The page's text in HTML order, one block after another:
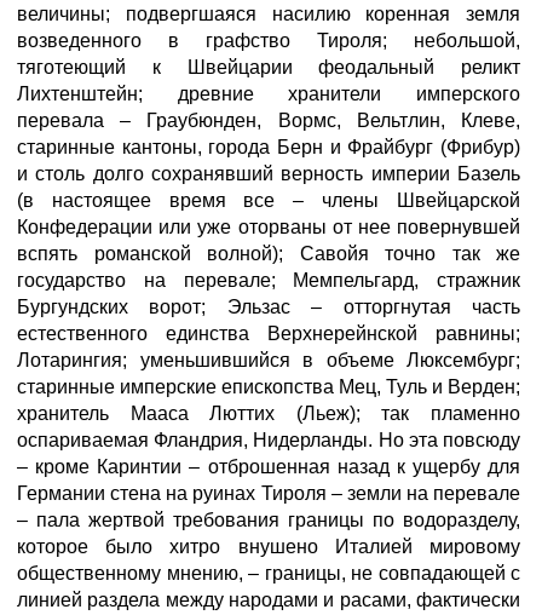
величины; подвергшаяся насилию коренная земля
возведенного в графство Тироля; небольшой,
тяготеющий к Швейцарии феодальный реликт
Лихтенштейн; древние хранители имперского
перевала – Граубюнден, Вормс, Вельтлин, Клеве,
старинные кантоны, города Берн и Фрайбург (Фрибур)
и столь долго сохранявший верность империи Базель
(в настоящее время все – члены Швейцарской
Конфедерации или уже оторваны от нее повернувшей
вспять романской волной); Савойя точно так же
государство на перевале; Мемпельгард, стражник
Бургундских ворот; Эльзас – отторгнутая часть
естественного единства Верхнерейнской равнины;
Лотарингия; уменьшившийся в объеме Люксембург;
старинные имперские епископства Мец, Туль и Верден;
хранитель Мааса Люттих (Льеж); так пламенно
оспариваемая Фландрия, Нидерланды. Но эта повсюду
– кроме Каринтии – отброшенная назад к ущербу для
Германии стена на руинах Тироля – земли на перевале
– пала жертвой требования границы по водоразделу,
которое было хитро внушено Италией мировому
общественному мнению, – границы, не совпадающей с
линией раздела между народами и расами, фактически